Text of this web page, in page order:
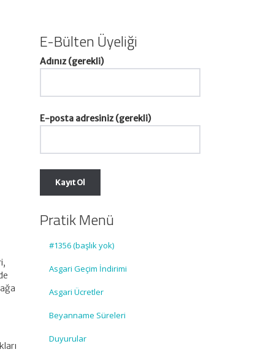
E-Bülten Üyeliği
Adınız (gerekli)
E-posta adresiniz (gerekli)
Pratik Menü
#1356 (başlık yok)
Asgari Geçim İndirimi
Asgari Ücretler
Beyanname Süreleri
Duyurular